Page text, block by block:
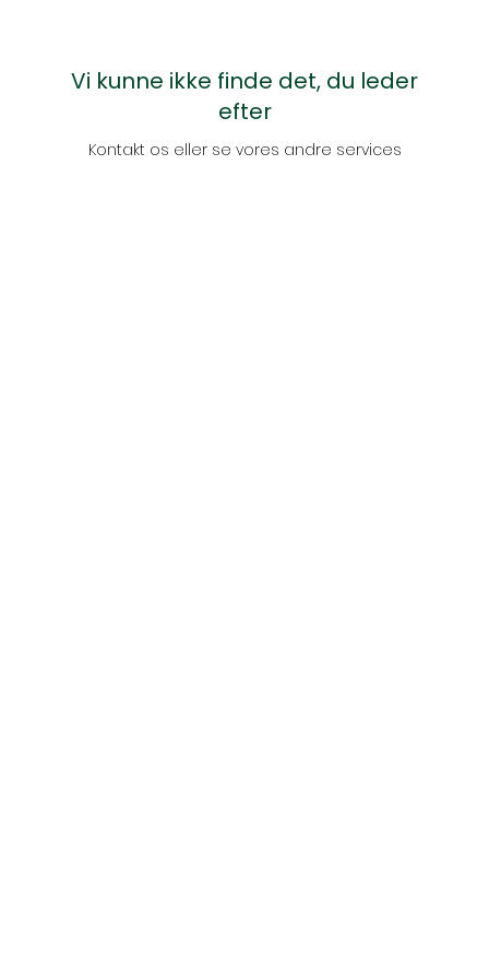
Vi kunne ikke finde det, du leder
efter
Kontakt os eller se vores andre services